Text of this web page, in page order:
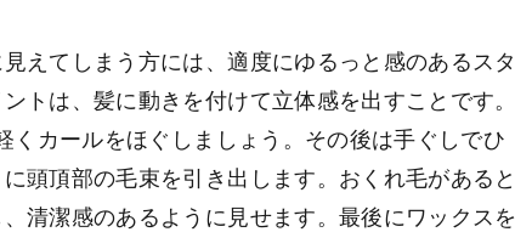
えてしまう方には、適度にゆるっと感のあるスタ
トは、髪に動きを付けて立体感を出すことです。
カールをほぐしましょう。その後は手ぐしでひ
頭頂部の毛束を引き出します。おくれ毛があると
清潔感のあるように見せます。最後にワックスを